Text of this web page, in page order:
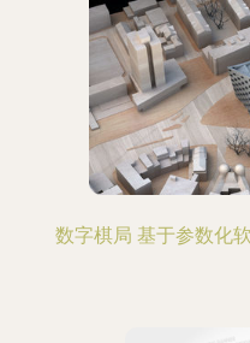
数字棋局 基于参数化